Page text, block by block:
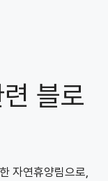
블로
자연휴양림으로,